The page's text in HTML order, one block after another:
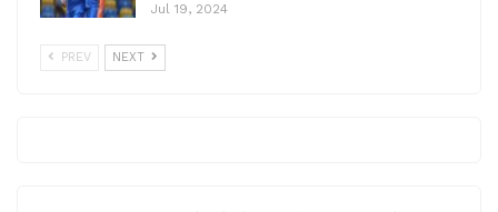
Jul 19, 2024
PREV NEXT